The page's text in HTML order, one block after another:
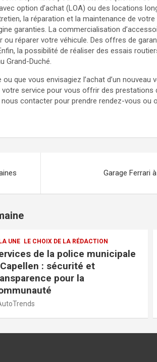
option d’achat (LOA) ou des locations
la réparation et la maintenance de votre
garanties. La commercialisation
réparer votre véhicule. Des offres de
la possibilité de réaliser des essais
Grand-Duché.
que vous envisagiez l’achat d’un nouveau
service pour vous offrir des prestations
contacter pour prendre rendez-vous ou
Garage Ferrari
UNE LE CHOIX DE LA RÉDACTION
Luxembourg: nouveaux
et personnalisation
pour un marché